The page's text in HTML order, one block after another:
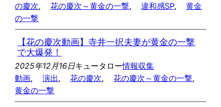
の慶次, 花の慶次～黄金の一撃, 違和感SP,
黄金
の一撃
【花の慶次動画】寺井一択夫妻が黄金の一撃
で大爆発！
2025年12月16日キュータロー情報収集
動画, 演出, 花の慶次, 花の慶次～黄金の一撃
黄金の一撃